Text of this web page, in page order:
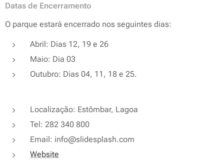
Datas de Encerramento
O parque estará encerrado nos seguintes dias:
Abril: Dias 12, 19 e 26
Maio: Dia 03
Outubro: Dias 04, 11, 18 e 25.
Localização: Estômbar, Lagoa
Tel: 282 340 800
Email: info@slidesplash.com
Website